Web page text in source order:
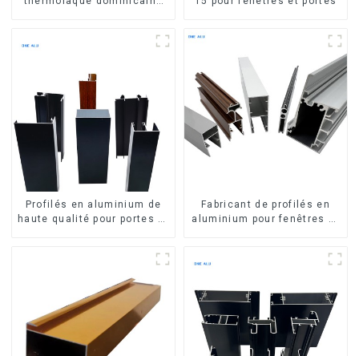
Profilés en aluminium de
haute qualité pour portes et
Fabricant de profilés en
aluminium pour fenêtres et